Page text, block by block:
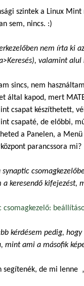
szintek a Linux
sem, nincs. :)
nem írta ki
valamint
sincs, nem
által kapod, mert
csapat készíthetett,
csapaté, de előbbi,
a Panelen, a
parancssora mi?
a keresendő kifejezést,
csomagkezelő:
kérdésem pedig,
mint ami a másofik
segítenék, de mi lenne